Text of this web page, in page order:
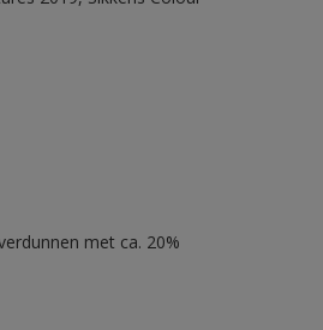
met ca. 20%